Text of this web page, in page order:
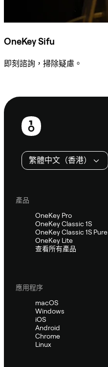
OneKey Sifu
即刻諮詢，掃除疑慮。
頁
繁體中文（香港）
產品
OneKey Pro
OneKey Classic 1S
OneKey Classic 1S Pure
OneKey Lite
查看所有產品
應用程序
macOS
Windows
iOS
Android
Chrome
Linux